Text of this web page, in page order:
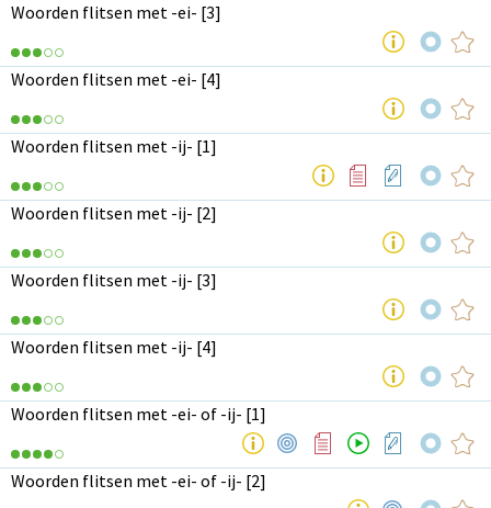
Woorden flitsen met -ei- [3]
Woorden flitsen met -ei- [4]
Woorden flitsen met -ij- [1]
Woorden flitsen met -ij- [2]
Woorden flitsen met -ij- [3]
Woorden flitsen met -ij- [4]
Woorden flitsen met -ei- of -ij- [1]
Woorden flitsen met -ei- of -ij- [2]